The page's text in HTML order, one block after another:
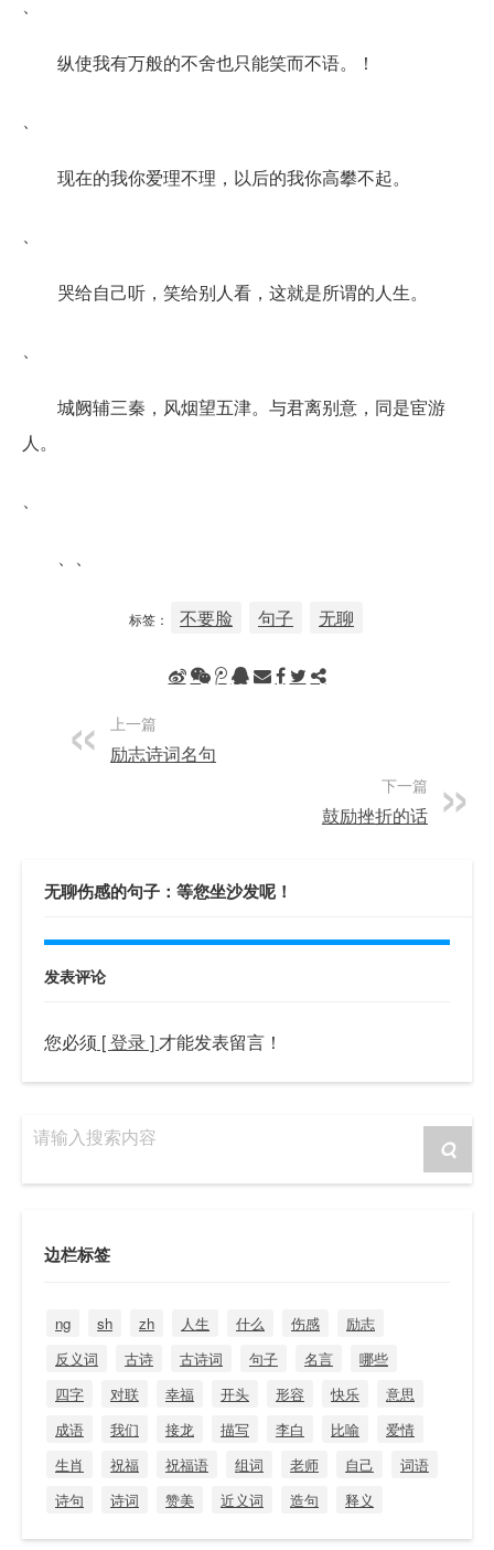
纵使我有万般的不舍也只能笑而不语。！
现在的我你爱理不理，以后的我你高攀不起。
哭给自己听，笑给别人看，这就是所谓的人生。
城阙辅三秦，风烟望五津。与君离别意，同是宦游
人。
标签： 不要脸 句子 无聊
上一篇
励志诗词名句
下一篇
鼓励挫折的话
无聊伤感的句子：等您坐沙发呢！
发表评论
您必须 [ 登录 ] 才能发表留言！
请输入搜索内容
边栏标签
ng sh zh 人生 什么 伤感
励志
反义词
古诗 古诗词 句子 名言
哪些
四字
对联 幸福 开头 形容 快乐
意思
成语
我们 接龙 描写 李白 比喻
爱情
生肖
祝福 祝福语 组词 老师 自己
词语
诗句
诗词 赞美 近义词 造句 释义